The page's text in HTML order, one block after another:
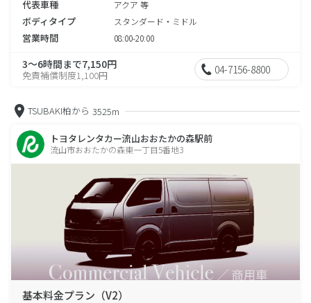
代表車種 アクア 等
ボディタイプ スタンダード・ミドル
営業時間 08:00-20:00
3～6時間まで7,150円
免責補償制度1,100円 04-7156-8800
TSUBAKI柏から 3525m
トヨタレンタカー流山おおたかの森駅前
流山市おおたかの森東一丁目5番地3
基本料金プラン（V2）